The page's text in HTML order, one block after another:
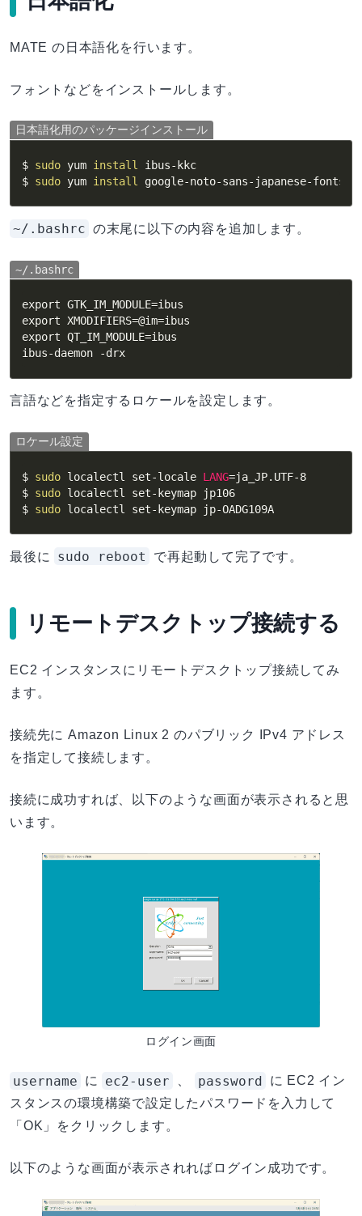
MATE の日本語化を行います。
フォントなどをインストールします。
日本語化用のパッケージインストール
$ sudo yum install
ibus-kkc
$ sudo yum install google-noto-sans-japanese-fonts
~/.bashrc の末尾に以下の内容を追加します。
~/.bashrc
export GTK_IM_MODULE=ibus
export XMODIFIERS=@im=ibus
export QT_IM_MODULE=ibus
ibus-daemon -drx
言語などを指定するロケールを設定します。
ロケール設定
$ sudo localectl set-locale LANG=ja_JP.UTF-8
$ sudo localectl set-keymap jp106
$ sudo localectl set-keymap jp-OADG109A
最後に sudo reboot で再起動して完了です。
リモートデスクトップ接続する
EC2 インスタンスにリモートデスクトップ接続してみ
ます。
接続先に Amazon Linux 2 のパブリック IPv4 アドレス
を指定して接続します。
接続に成功すれば、以下のような画面が表示されると思
います。
ログイン画面
username に ec2-user password
に EC2 イン
スタンスの環境構築で設定したパスワードを入力して
「OK」をクリックします。
以下のような画面が表示されればログイン成功です。